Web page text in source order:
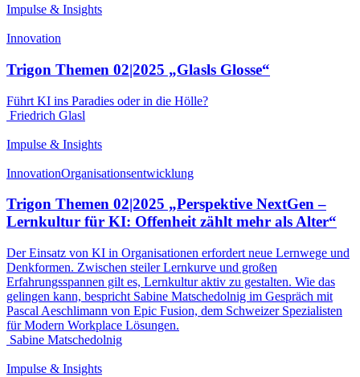
Impulse & Insights
Innovation
Trigon Themen 02|2025 „Glasls Glosse“
Führt KI ins Paradies oder in die Hölle?
Friedrich Glasl
Impulse & Insights
InnovationOrganisationsentwicklung
Trigon Themen 02|2025 „Perspektive NextGen –
Lernkultur für KI: Offenheit zählt mehr als Alter“
Der Einsatz von KI in Organisationen erfordert neue Lernwege und
Denkformen. Zwischen steiler Lernkurve und großen
Erfahrungsspannen gilt es, Lernkultur aktiv zu gestalten. Wie das
gelingen kann, bespricht Sabine Matschedolnig im Gespräch mit
Pascal Aeschlimann von Epic Fusion, dem Schweizer Spezialisten
für Modern Workplace Lösungen.
Sabine Matschedolnig
Impulse & Insights